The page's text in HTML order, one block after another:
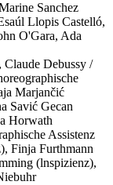
Sanchez
Llopis Castelló,
O'Gara, Ada
Debussy /
Marjančić
Savić Gecan
Horwath
Assistenz
Finja Furthmann
(lnspizienz),